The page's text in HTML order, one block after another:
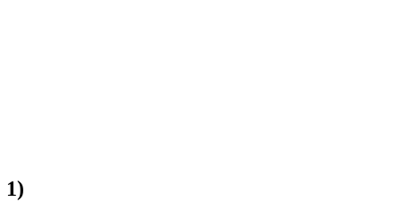
1)